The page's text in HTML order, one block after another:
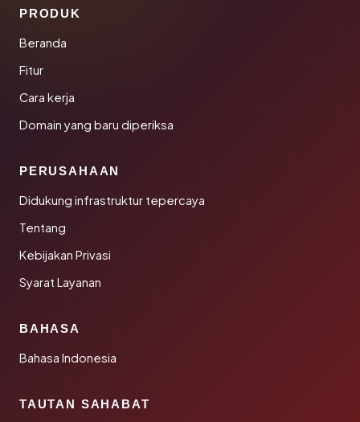
PRODUK
Beranda
Fitur
Cara kerja
Domain yang baru diperiksa
PERUSAHAAN
Didukung infrastruktur tepercaya
Tentang
Kebijakan Privasi
Syarat Layanan
BAHASA
Bahasa Indonesia
TAUTAN SAHABAT